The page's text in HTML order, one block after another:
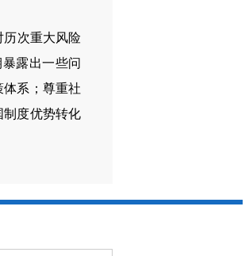
次重大风险
露出一些问
系；尊重社
制度优势转化